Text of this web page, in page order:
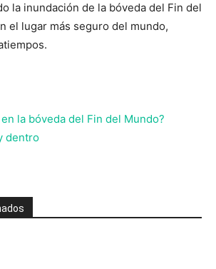
la inundación de la bóveda del Fin del
el lugar más seguro del mundo,
la bóveda del Fin del Mundo?
dentro